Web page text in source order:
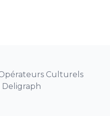
Culturels
Deligraph